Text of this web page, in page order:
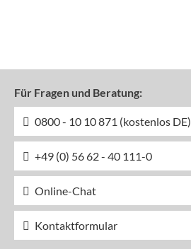
Für Fragen und Beratung:
0800 - 10 10 871 (kostenlos DE)
+49 (0) 56 62 - 40 111-0
Online-Chat
Kontaktformular